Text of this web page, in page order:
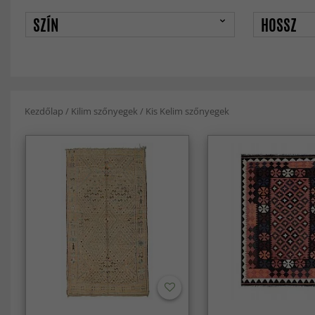
SZÍN HOSSZ
Kezdőlap / Kilim szőnyegek / Kis Kelim szőnyegek